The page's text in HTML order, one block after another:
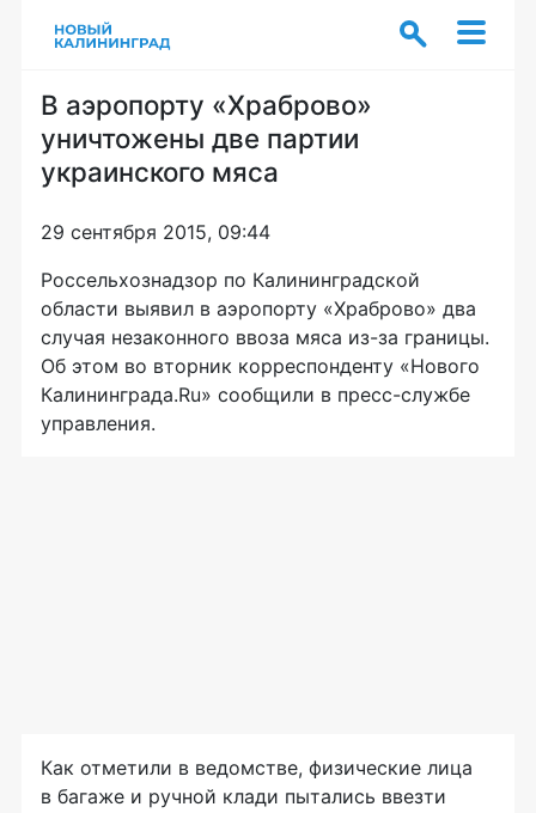
В аэропорту «Храброво»
уничтожены две партии
украинского мяса
29 сентября 2015, 09:44
Россельхознадзор по Калининградской
области выявил в аэропорту «Храброво» два
случая незаконного ввоза мяса из-за границы.
Об этом во вторник корреспонденту «Нового
Калининграда.Ru» сообщили в пресс-службе
управления.
Как отметили в ведомстве, физические лица
в багаже и ручной клади пытались ввезти